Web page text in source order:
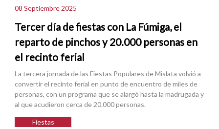
08 Septiembre 2025
Tercer día de fiestas con La Fúmiga, el
reparto de pinchos y 20.000 personas en
el recinto ferial
La tercera jornada de las Fiestas Populares de Mislata volvió a
convertir el recinto ferial en punto de encuentro de miles de
personas, con un programa que se alargó hasta la madrugada y
al que acudieron cerca de 20.000 personas.
Fiestas